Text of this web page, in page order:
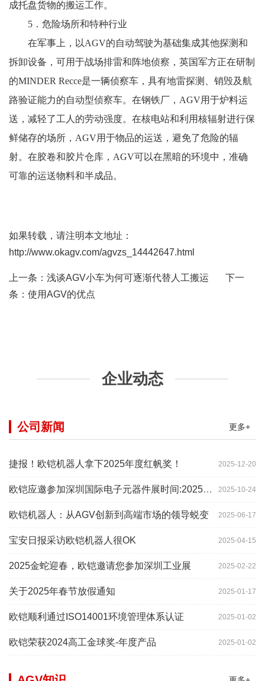
成托盘货物的搬运工作。
5．危险场所和特种行业
在军事上，以AGV的自动驾驶为基础集成其他探测和
拆卸设备，可用于战场排雷和阵地侦察，英国军方正在研制
的MINDER Recce是一辆侦察车，具有地雷探测、销毁及航
路验证能力的自动型侦察车。在钢铁厂，AGV用于炉料运
送，减轻了工人的劳动强度。在核电站和利用核辐射进行保
鲜储存的场所，AGV用于物品的运送，避免了危险的辐
射。在胶卷和胶片仓库，AGV可以在黑暗的环境中，准确
可靠的运送物料和半成品。
如果转载，请注明本文地址：
http://www.okagv.com/agvzs_14442647.html
上一条： 浅谈AGV小车为何可逐渐代替人工搬运 下一
条： 使用AGV的优点
企业动态
更多+
公司新闻
2025-12-20
捷报！欧铠机器人拿下2025年度红帆奖！
2025-10-24
欧铠应邀参加深圳国际电子元器件展时间:2025年10月28-
2025-06-17
欧铠机器人：从AGV创新到高端市场的领导蜕变
2025-04-15
宝安日报采访欧铠机器人很OK
2025-02-22
2025金蛇迎春，欧铠邀请您参加深圳工业展
2025-01-17
关于2025年春节放假通知
2025-01-02
欧铠顺利通过ISO14001环境管理体系认证
2025-01-02
欧铠荣获2024高工金球奖-年度产品